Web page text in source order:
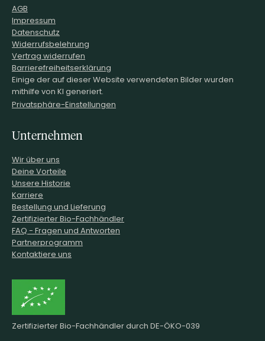
AGB
Impressum
Datenschutz
Widerrufsbelehrung
Vertrag widerrufen
Barrierefreiheitserklärung
Einige der auf dieser Website verwendeten Bilder wurden
mithilfe von KI generiert.
Privatsphäre-Einstellungen
Unternehmen
Wir über uns
Deine Vorteile
Unsere Historie
Karriere
Bestellung und Lieferung
Zertifizierter Bio-Fachhändler
FAQ - Fragen und Antworten
Partnerprogramm
Kontaktiere uns
Zertifizierter Bio-Fachhändler durch DE-ÖKO-039